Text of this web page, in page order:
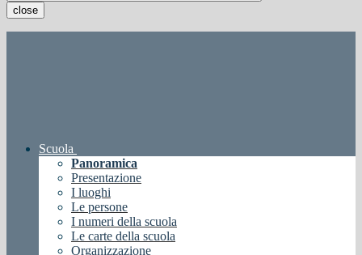
close
Scuola
Panoramica
Presentazione
I luoghi
Le persone
I numeri della scuola
Le carte della scuola
Organizzazione